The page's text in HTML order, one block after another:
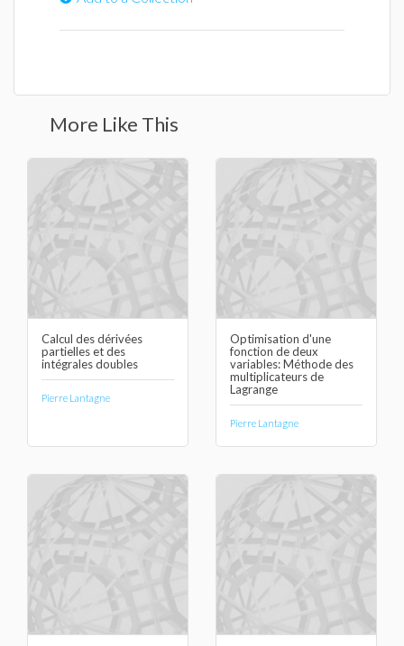
More Like This
Calcul des dérivées
partielles et des
intégrales doubles
Pierre Lantagne
Optimisation d'une
fonction de deux
variables: Méthode des
multiplicateurs de
Lagrange
Pierre Lantagne